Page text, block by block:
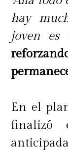
define a
una
propósito
hay
joven es
En el
finalizó